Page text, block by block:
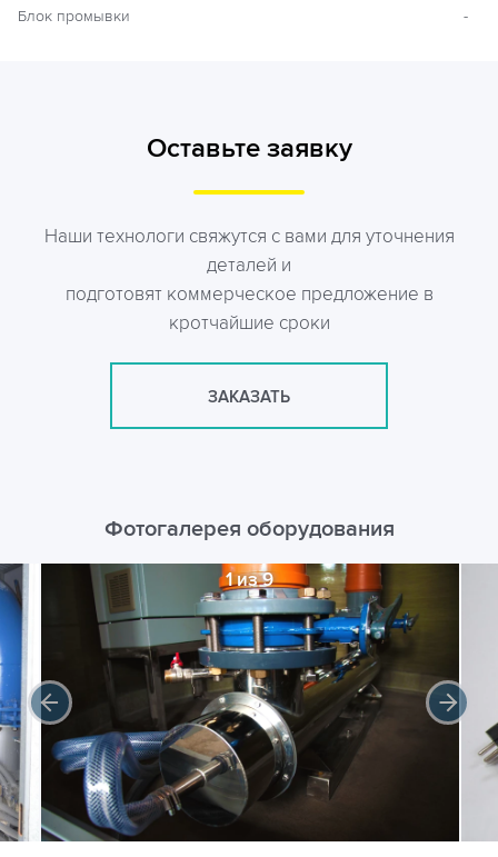
Блок промывки -
Оставьте заявку
Наши технологи свяжутся с вами для уточнения
деталей и
подготовят коммерческое предложение в
кротчайшие сроки
ЗАКАЗАТЬ
Фотогалерея оборудования
1 из 9